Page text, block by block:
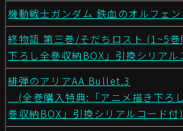
機動戦士ガンダム 鉄血のオルフェ
終物語 第三巻/そだちロスト (1~5巻
下ろし全巻収納BOX」引換シリアル
緋弾のアリアAA Bullet.3
(全巻購入特典:「アニメ描き下ろ
巻収納BOX」引換シリアルコード付)